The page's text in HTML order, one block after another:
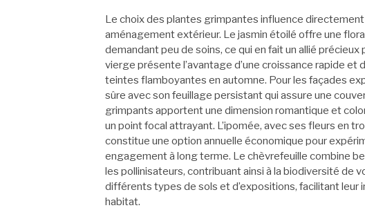
Le choix des plantes grimpantes influence
aménagement extérieur. Le jasmin étoilé offre une
demandant peu de soins, ce qui en fait un allié
vierge présente l’avantage d’une croissance rapide et
teintes flamboyantes en automne. Pour les façades
sûre avec son feuillage persistant qui assure une
grimpants apportent une dimension romantique et
un point focal attrayant. L’ipomée, avec ses fleurs en
constitue une option annuelle économique pour
engagement à long terme. Le chèvrefeuille combine
les pollinisateurs, contribuant ainsi à la biodiversité de
différents types de sols et d’expositions, facilitant leur
habitat.